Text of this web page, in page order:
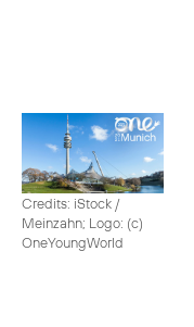
Credits: iStock /
Meinzahn; Logo: (c)
OneYoungWorld